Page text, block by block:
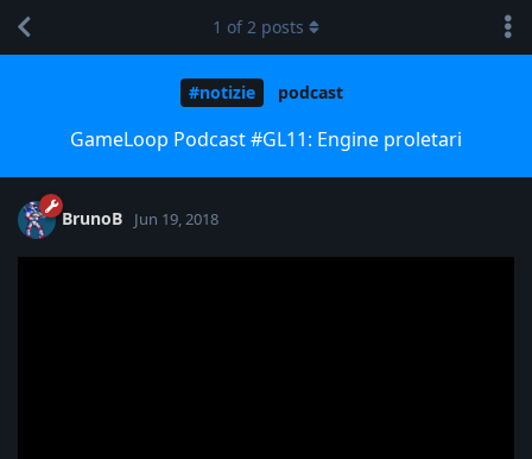
#notizie podcast
GameLoop Podcast #GL11: Engine proletari
1 of2 posts
BrunoB Jun 19, 2018